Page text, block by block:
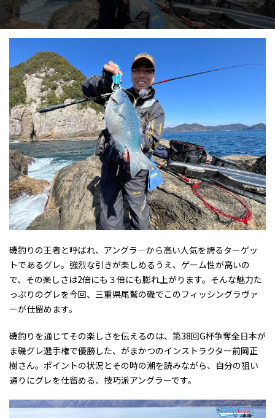
磯釣りの王者と呼ばれ、アングラ―から高い人気を誇るターゲッ
トであるグレ。強烈な引きが楽しめるうえ、ゲーム性が高いの
で、その楽しさは2倍にも３倍にも膨れ上がります。そんな魅力た
っぷりのグレを今回、三重県尾鷲の磯でこのフィッシングラヴァ
ーが仕留めます。
磯釣りを通じてその楽しさを伝えるのは、第38回G杯争奪全日本が
ま磯グレ選手権で優勝した、がまかつのインストラクター前岡正
樹さん。ポイントの状況とその時の潮を読みながら、自分の狙い
通りにグレを仕留める、技巧派アングラーです。